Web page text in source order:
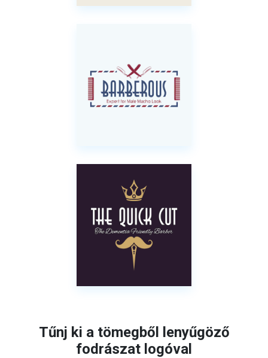
Tűnj ki a tömegből lenyűgöző
fodrászat logóval